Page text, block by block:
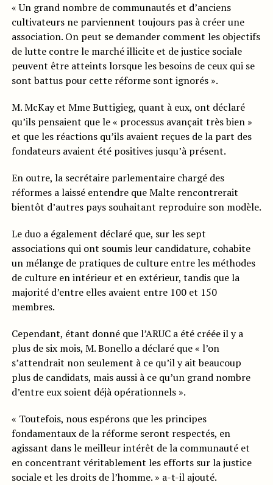
« Un grand nombre de communautés et d’anciens
cultivateurs ne parviennent toujours pas à créer une
association. On peut se demander comment les objectifs
de lutte contre le marché illicite et de justice sociale
peuvent être atteints lorsque les besoins de ceux qui se
sont battus pour cette réforme sont ignorés ».
M. McKay et Mme Buttigieg, quant à eux, ont déclaré
qu’ils pensaient que le « processus avançait très bien »
et que les réactions qu’ils avaient reçues de la part des
fondateurs avaient été positives jusqu’à présent.
En outre, la secrétaire parlementaire chargé des
réformes a laissé entendre que Malte rencontrerait
bientôt d’autres pays souhaitant reproduire son modèle.
Le duo a également déclaré que, sur les sept
associations qui ont soumis leur candidature, cohabite
un mélange de pratiques de culture entre les méthodes
de culture en intérieur et en extérieur, tandis que la
majorité d’entre elles avaient entre 100 et 150
membres.
Cependant, étant donné que l’ARUC a été créée il y a
plus de six mois, M. Bonello a déclaré que « l’on
s’attendrait non seulement à ce qu’il y ait beaucoup
plus de candidats, mais aussi à ce qu’un grand nombre
d’entre eux soient déjà opérationnels ».
« Toutefois, nous espérons que les principes
fondamentaux de la réforme seront respectés, en
agissant dans le meilleur intérêt de la communauté et
en concentrant véritablement les efforts sur la justice
sociale et les droits de l’homme. » a-t-il ajouté.